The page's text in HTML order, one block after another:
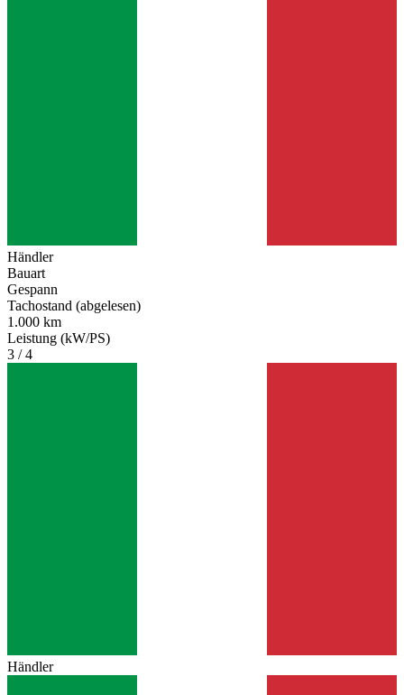
Händler
Bauart
Gespann
Tachostand (abgelesen)
1.000 km
Leistung (kW/PS)
3 / 4
Händler